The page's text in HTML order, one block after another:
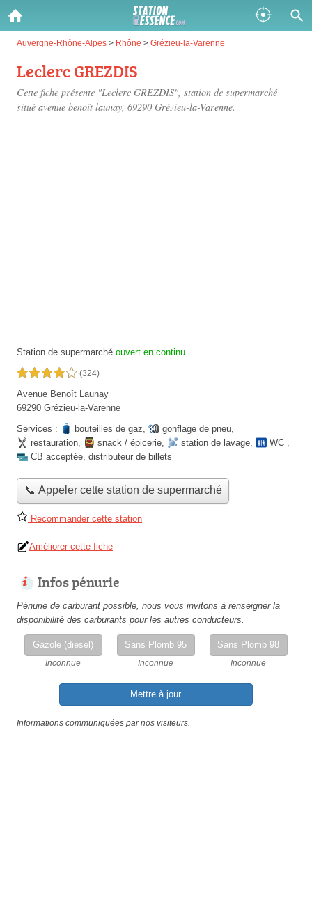
Auvergne-Rhône-Alpes > Rhône > Grézieu-la-Varenne
Leclerc GREZDIS
Cette fiche présente "Leclerc GREZDIS", station de supermarché
situé avenue benoît launay, 69290 Grézieu-la-Varenne.
Station de supermarché ouvert en continu
4,0 étoiles sur 5 (324)
Avenue Benoît Launay
69290 Grézieu-la-Varenne
Services :
bouteilles de gaz, gonflage de pneu,
restauration, snack / épicerie, station de lavage, WC ,
CB acceptée, distributeur de billets
📞 Appeler cette station de supermarché
Recommander cette station
Améliorer cette fiche
Infos pénurie
Pénurie de carburant possible, nous vous invitons à renseigner la
disponibilité des carburants pour les autres conducteurs.
Gazole (diesel)
Inconnue
Sans Plomb 95
Inconnue
Sans Plomb 98
Inconnue
Mettre à jour
Informations communiquées par nos visiteurs.
Gazole :
Disponible
SP 98 :